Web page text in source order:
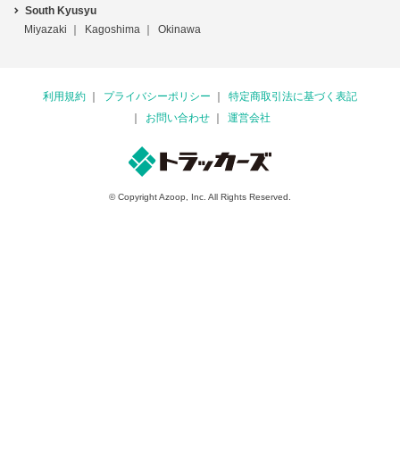
South Kyusyu
Miyazaki
Kagoshima Okinawa
利用規約 プライバシーポリシー
特定商取引法に基づく表記
お問い合わせ
運営会社
© Copyright Azoop, Inc. All Rights Reserved.